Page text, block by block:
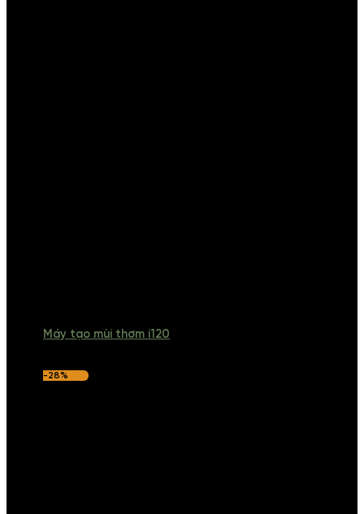
Máy tạo mùi thơm i120
-28%